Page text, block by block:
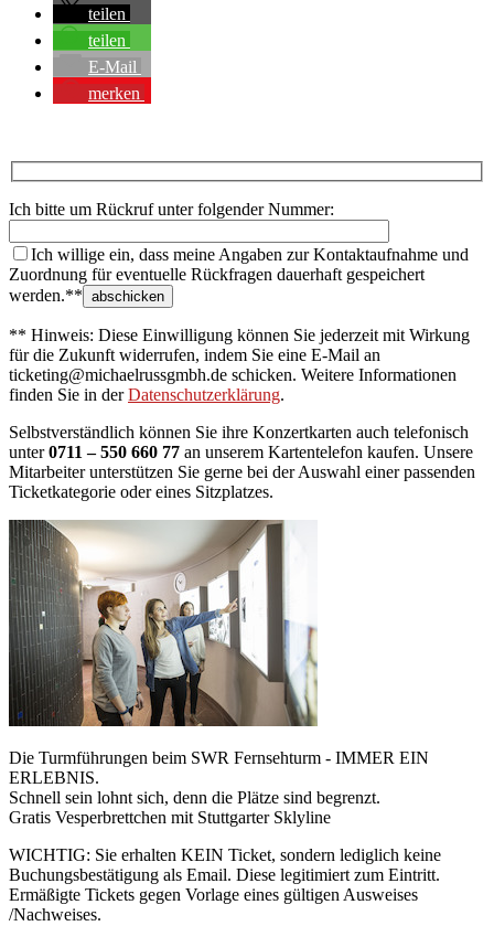
teilen
teilen
E-Mail
merken
Ich bitte um Rückruf unter folgender Nummer:
Ich willige ein, dass meine Angaben zur Kontaktaufnahme und
Zuordnung für eventuelle Rückfragen dauerhaft gespeichert
werden.**
** Hinweis: Diese Einwilligung können Sie jederzeit mit Wirkung
für die Zukunft widerrufen, indem Sie eine E-Mail an
ticketing@michaelrussgmbh.de schicken. Weitere Informationen
finden Sie in derDatenschutzerklärung.
Selbstverständlich können Sie ihre Konzertkarten auch telefonisch
unter0711 – 550 660 77 an unserem Kartentelefon kaufen. Unsere
Mitarbeiter unterstützen Sie gerne bei der Auswahl einer passenden
Ticketkategorie oder eines Sitzplatzes.
Die Turmführungen beim SWR Fernsehturm - IMMER EIN
ERLEBNIS.
Schnell sein lohnt sich, denn die Plätze sind begrenzt.
Gratis Vesperbrettchen mit Stuttgarter Sklyline
WICHTIG: Sie erhalten KEIN Ticket, sondern lediglich keine
Buchungsbestätigung als Email. Diese legitimiert zum Eintritt.
Ermäßigte Tickets gegen Vorlage eines gültigen Ausweises
/Nachweises.